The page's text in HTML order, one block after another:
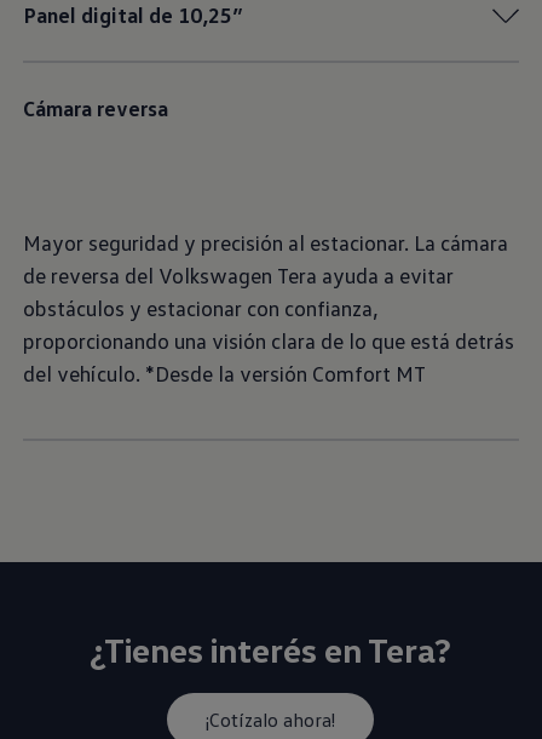
Panel digital de 10,25”
Cámara reversa
Mayor seguridad y precisión al estacionar. La cámara
de reversa del Volkswagen Tera ayuda a evitar
obstáculos y estacionar con confianza,
proporcionando una visión clara de lo que está detrás
del vehículo. *Desde la versión Comfort MT
¿Tienes interés en Tera?
¡Cotízalo ahora!